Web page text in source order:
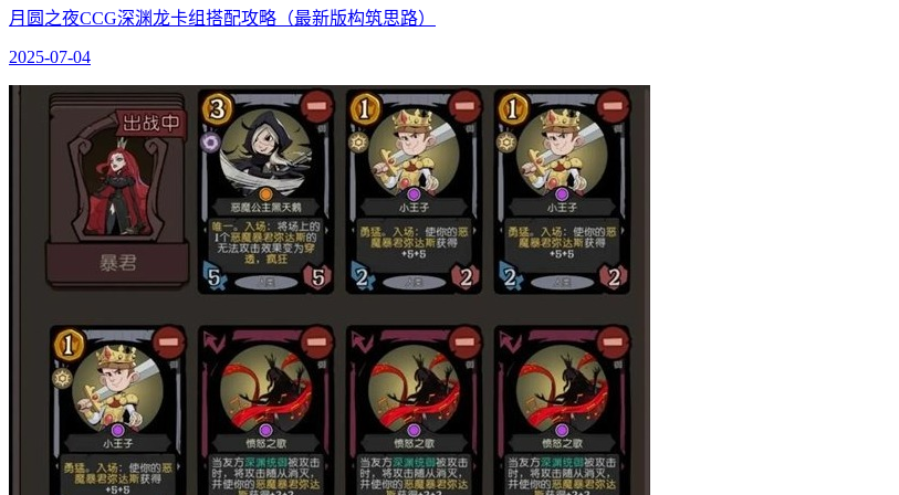
月圆之夜CCG深渊龙卡组搭配攻略（最新版构筑思路）
2025-07-04